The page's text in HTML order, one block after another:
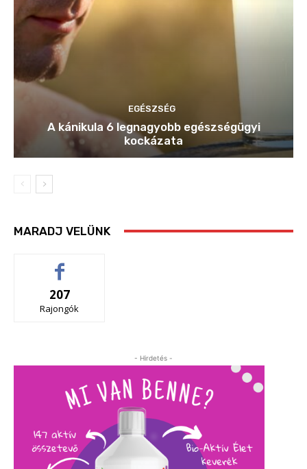
EGÉSZSÉG
A kánikula 6 legnagyobb egészségügyi
kockázata
MARADJ VELÜNK
207
Rajongók
- Hirdetés -